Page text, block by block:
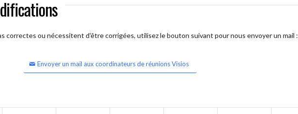
correctes ou nécessitent d'être corrigées, utilisez le bouton suivant pour nous envoyer un mail :
Envoyer un mail aux coordinateurs de réunions Visios